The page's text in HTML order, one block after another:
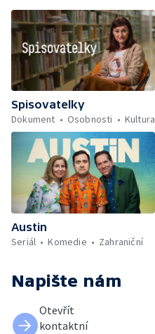
Spisovatelky
Dokument
Osobnosti Kultura
Austin
Seriál
Komedie Zahraniční
Napište nám
Otevřít
kontaktní